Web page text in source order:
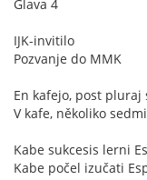
Glava 4
IJK-invitilo
Pozvanje do MMK
En kafejo, post pluraj
V kafe, několiko
Kabe sukcesis lerni
Kabe počel izučati